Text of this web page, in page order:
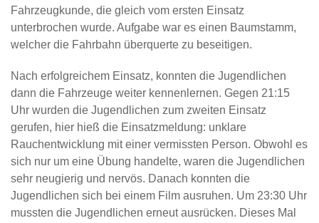
Fahrzeugkunde, die gleich vom ersten Einsatz
unterbrochen wurde. Aufgabe war es einen Baumstamm,
welcher die Fahrbahn überquerte zu beseitigen.
Nach erfolgreichem Einsatz, konnten die Jugendlichen
dann die Fahrzeuge weiter kennenlernen. Gegen 21:15
Uhr wurden die Jugendlichen zum zweiten Einsatz
gerufen, hier hieß die Einsatzmeldung: unklare
Rauchentwicklung mit einer vermissten Person. Obwohl es
sich nur um eine Übung handelte, waren die Jugendlichen
sehr neugierig und nervös. Danach konnten die
Jugendlichen sich bei einem Film ausruhen. Um 23:30 Uhr
mussten die Jugendlichen erneut ausrücken. Dieses Mal